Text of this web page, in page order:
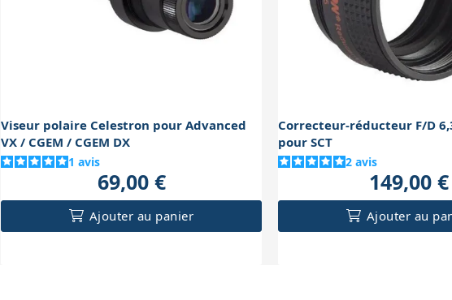
Viseur polaire Celestron pour Advanced
VX / CGEM / CGEM DX
1 avis
69,00 €
Ajouter au panier
Correcteur-réducteur F/D
pour SCT
2 avis
149,00 €
Ajouter au